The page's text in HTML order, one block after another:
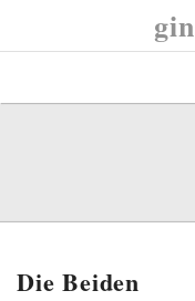
Die Beiden